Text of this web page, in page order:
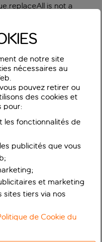
is not a
de notre site
nécessaires au
pouvez retirer ou
des cookies et
pour:
les fonctionnalités de
publicités que vous
et marketing
sites tiers via nos
de Cookie du